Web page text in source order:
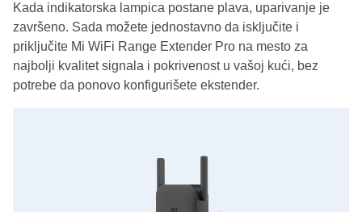
Kada indikatorska lampica postane plava, uparivanje je
završeno. Sada možete jednostavno da isključite i
priključite Mi WiFi Range Extender Pro na mesto za
najbolji kvalitet signala i pokrivenost u vašoj kući, bez
potrebe da ponovo konfigurišete ekstender.